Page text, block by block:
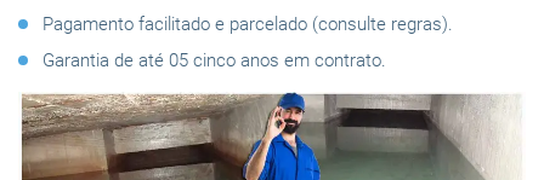
Pagamento facilitado e parcelado (consulte regras).
Garantia de até 05 cinco anos em contrato.